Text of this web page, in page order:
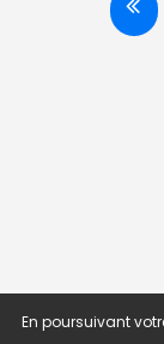
En poursuivant